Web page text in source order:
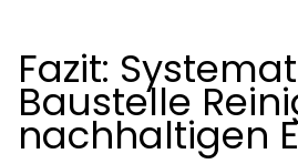
Fazit:
Baustelle
nachhaltigen